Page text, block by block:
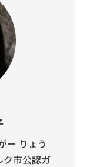
ー りょう
ク市公認ガ